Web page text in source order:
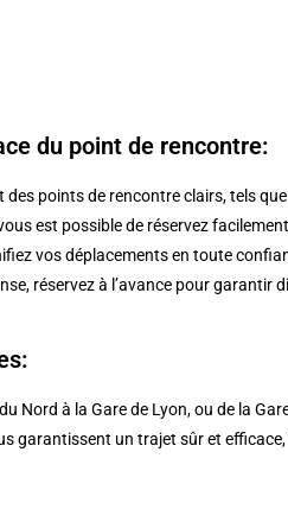
du point de rencontre:
points de rencontre clairs, tels
est possible de réservez
vos déplacements en toute
réservez à l’avance pour garantir
Nord à la Gare de Lyon, ou de la
garantissent un trajet sûr et